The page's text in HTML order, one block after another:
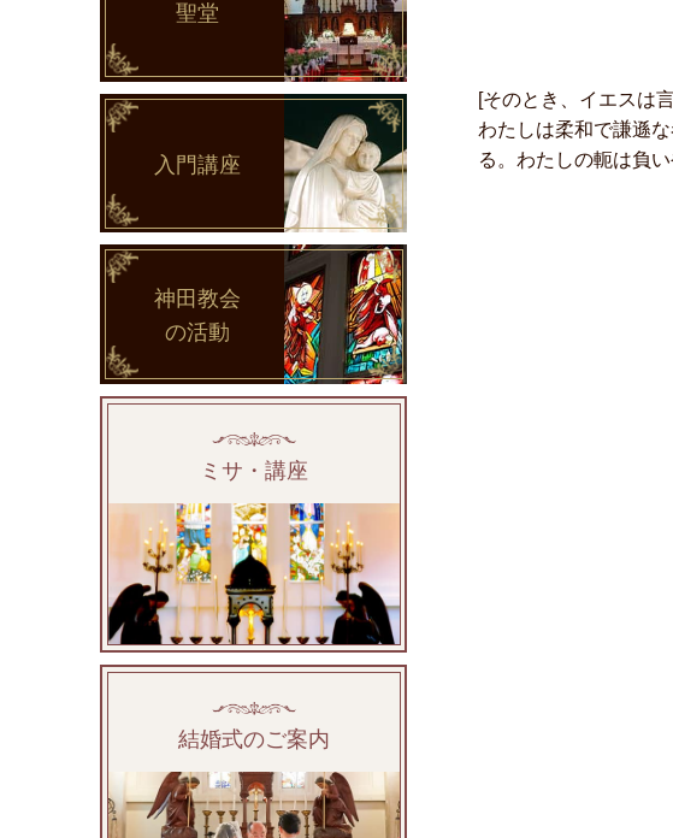
[そのとき、イエスは
わたしは柔和で謙遜
る。わたしの軛は負
聖堂
入門講座
神田教会
の活動
ミサ・講座
結婚式のご案内